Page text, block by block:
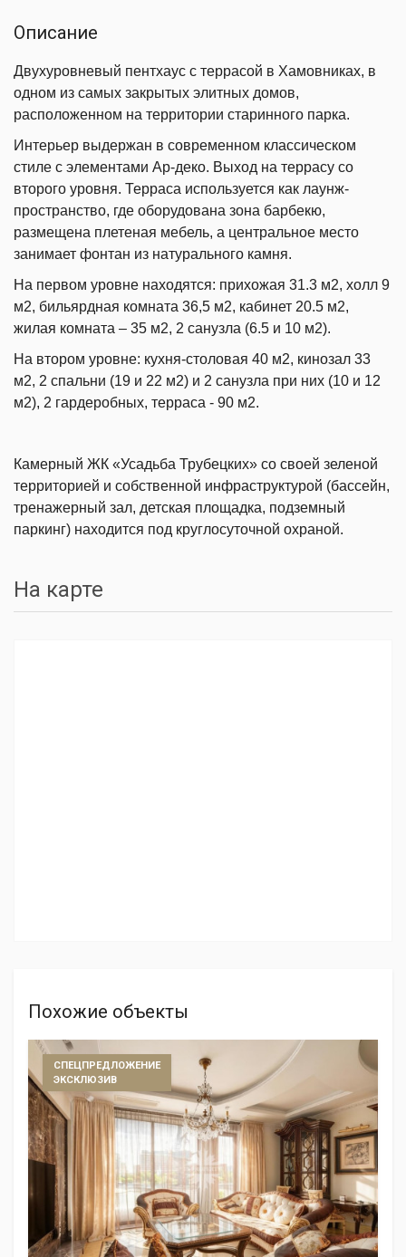
Описание
Двухуровневый пентхаус с террасой в Хамовниках, в
одном из самых закрытых элитных домов,
расположенном на территории старинного парка.
Интерьер выдержан в современном классическом
стиле с элементами Ар-деко. Выход на террасу со
второго уровня. Терраса используется как лаунж-
пространство, где оборудована зона барбекю,
размещена плетеная мебель, а центральное место
занимает фонтан из натурального камня.
На первом уровне находятся: прихожая 31.3 м2, холл 9
м2, бильярдная комната 36,5 м2, кабинет 20.5 м2,
жилая комната – 35 м2, 2 санузла (6.5 и 10 м2).
На втором уровне: кухня-столовая 40 м2, кинозал 33
м2, 2 спальни (19 и 22 м2) и 2 санузла при них (10 и 12
м2), 2 гардеробных, терраса - 90 м2.
Камерный ЖК «Усадьба Трубецких» со своей зеленой
территорией и собственной инфраструктурой (бассейн,
тренажерный зал, детская площадка, подземный
паркинг) находится под круглосуточной охраной.
На карте
Похожие объекты
СПЕЦПРЕДЛОЖЕНИЕ
ЭКСКЛЮЗИВ